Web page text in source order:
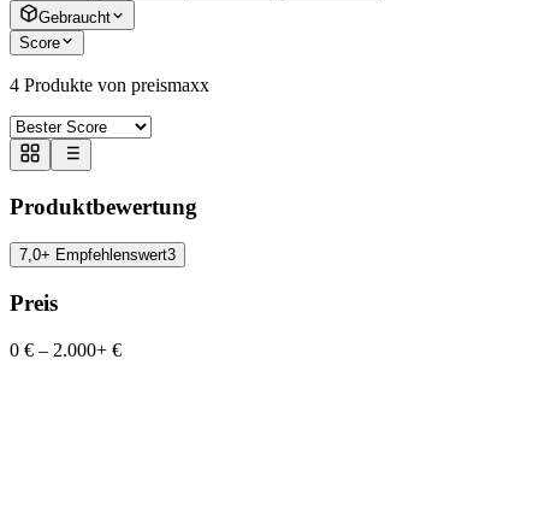
Gebraucht
Score
4 Produkte von preismaxx
Produktbewertung
7,0+ Empfehlenswert3
Preis
0 € – 2.000+ €